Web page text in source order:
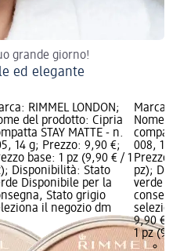
grande giorno!
ed elegante
RIMMEL LONDON;
del prodotto: Cipria
STAY MATTE - n.
14 g; Prezzo: 9,90 €;
base: 1 pz (9,90 € / 1
Disponibilità: Stato
Disponibile per la
Stato grigio
il negozio dm
Marca:
Nome
008, 14
Prezzo
pz);
verde
9,90 €
1 pz